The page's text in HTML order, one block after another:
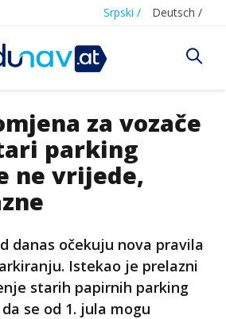
Srpski / Deutsch /
za vozače
parking
ne vrijede,
danas očekuju nova pravila
Istekao je prelazni
starih papirnih parking
se od 1. jula mogu